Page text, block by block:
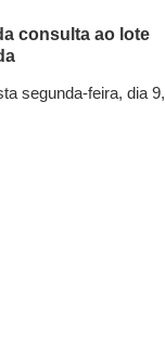
consulta ao lote
segunda-feira, dia 9,